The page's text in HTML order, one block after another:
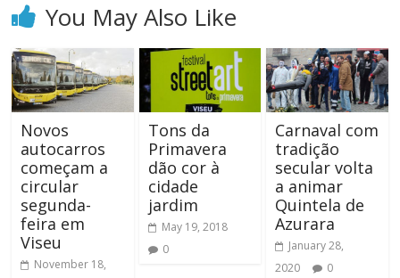
You May Also Like
Novos
autocarros
começam a
circular
segunda-
feira em
Viseu
November 18,
Tons da
Primavera
dão cor à
cidade
jardim
May 19, 2018
0
Carnaval com
tradição
secular volta
a animar
Quintela de
Azurara
January 28,
2020
0